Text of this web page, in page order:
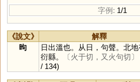
字例: 1/1
《說文》 解釋
昫
日出溫也。从日，句聲。北地
衍縣。
〔火于切，又火句切〕
/ 134)